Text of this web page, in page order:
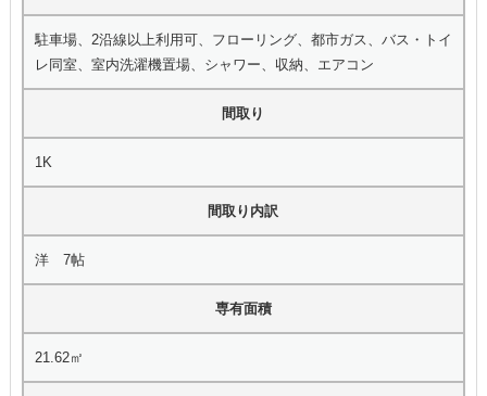
駐車場、2沿線以上利用可、フローリング、都市ガス、バス・トイ
レ同室、室内洗濯機置場、シャワー、収納、エアコン
間取り
1K
間取り内訳
洋 7帖
専有面積
21.62㎡